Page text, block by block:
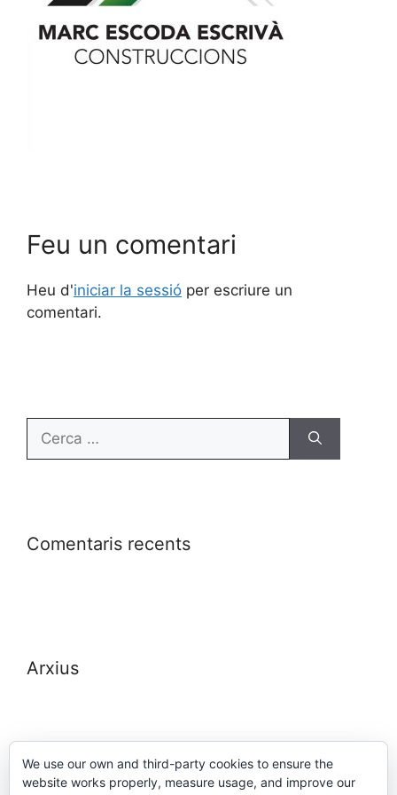
Feu un comentari
Heu d'iniciar la sessió per escriure un
comentari.
Comentaris recents
Arxius
We use our own and third-party cookies to ensure the
website works properly, measure usage, and improve our